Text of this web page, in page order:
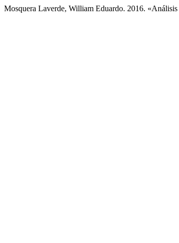
Mosquera Laverde, William Eduardo. 2016.